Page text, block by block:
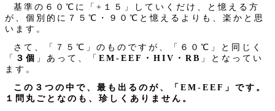
基準の６０℃に「+１５」していくだけ、と憶える方
が、個別的に７５℃・９０℃と憶えるよりも、楽かと思
います。
さて、「７５℃」のものですが、「６０℃」と同じく
「 ３個 」あって、「 EM-EEF・HIV・RB 」となってい
ます。
この３つの中で、最も出るのが、「EM-EEF」です。
１問丸ごとなのも、珍しくありません。